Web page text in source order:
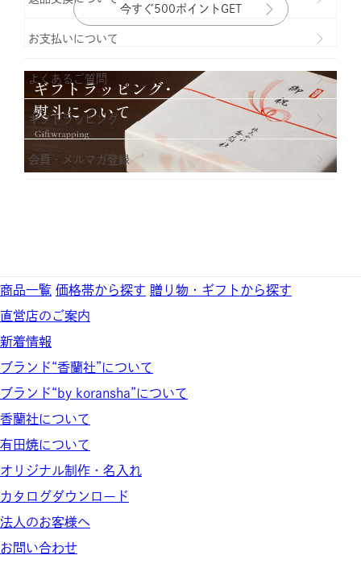
お支払いについて
よくあるご質問
ギフトラッビング
会員・メルマガ登録
今すぐ500ポイントGET
商品一覧 価格帯から探す 贈り物・ギフトから探す
直営店のご案内
新着情報
ブランド“香蘭社”について
ブランド“by koransha”について
香蘭社について
有田焼について
オリジナル制作・名入れ
カタログダウンロード
法人のお客様へ
お問い合わせ